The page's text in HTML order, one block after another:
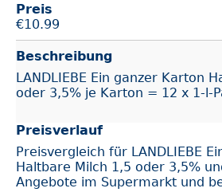
Preis
€10.99
Beschreibung
LANDLIEBE Ein ganzer Karton
oder 3,5% je Karton = 12 x 1-l-
Preisverlauf
Preisvergleich für LANDLIEBE
Haltbare Milch 1,5 oder 3,5%
Angebote im Supermarkt und